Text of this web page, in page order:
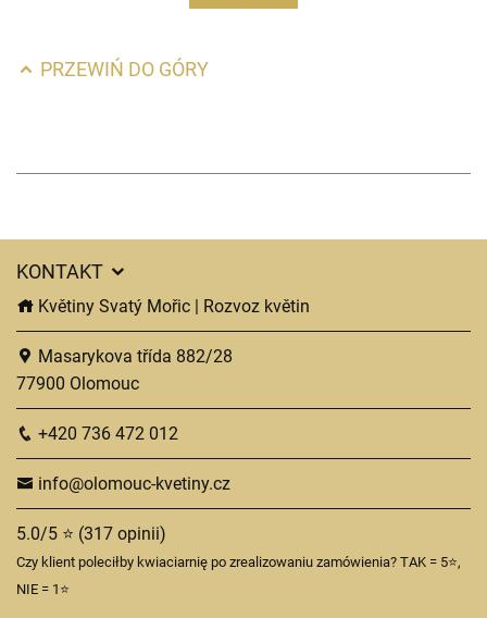
PRZEWIŃ DO GÓRY
KONTAKT
Květiny Svatý Mořic | Rozvoz květin
Masarykova třída 882/28
77900 Olomouc
+420 736 472 012
info@olomouc-kvetiny.cz
5.0/5 ⭐ (317 opinii)
Czy klient poleciłby kwiaciarnię po zrealizowaniu zamówienia? TAK = 5⭐,
NIE = 1⭐